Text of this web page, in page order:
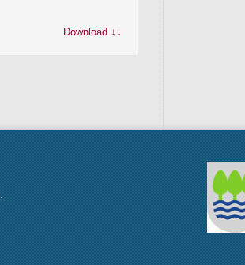
Download ↓↓